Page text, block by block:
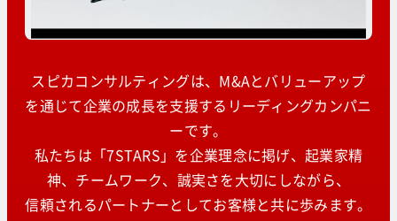
スピカコンサルティングは、M&Aとバリューアップ
を通じて企業の成長を支援するリーディングカンパニ
ーです。
私たちは「7STARS」を企業理念に掲げ、起業家精
神、チームワーク、誠実さを大切にしながら、
信頼されるパートナーとしてお客様と共に歩みます。